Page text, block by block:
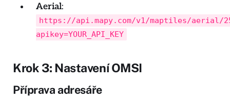
Aerial:
https://api.mapy.com/v1/maptiles/aerial/
apikey=YOUR_API_KEY
Krok 3: Nastavení OMSI
Příprava adresáře